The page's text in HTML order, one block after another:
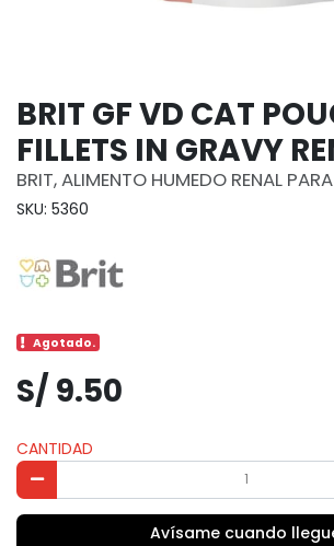
BRIT GF VD CAT
FILLETS IN GRAVY
BRIT, ALIMENTO HUMEDO RENAL
SKU: 5360
Agotado.
S/ 9.50
CANTIDAD
Avísame cuando